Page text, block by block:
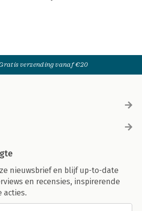
verzending vanaf €20
nieuwsbrief en blijf up-to-date
en recensies, inspirerende
acties.